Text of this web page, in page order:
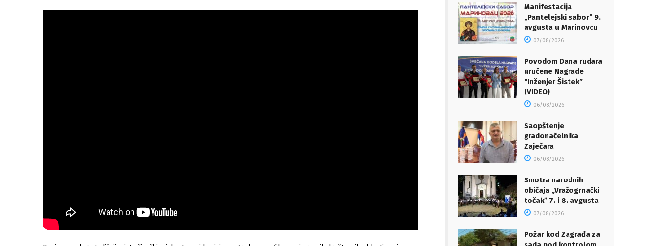
Manifestacija
„Pantelejski sabor” 9.
avgusta u Marinovcu
07/08/2026
Povodom Dana rudara
uručene Nagrade
“Inženjer Šistek”
(VIDEO)
06/08/2026
Saopštenje
gradonačelnika
Zaječara
06/08/2026
Smotra narodnih
običaja „Vražogrnački
točakˮ 7. i 8. avgusta
07/08/2026
Požar kod Zagrađa za